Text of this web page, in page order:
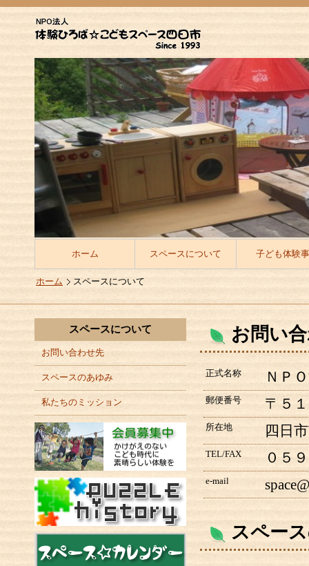
ホーム スペースについて 子ども体験
ホーム スペースについて
お問い
正式名称 ＮＰ
郵便番号 〒５
所在地 四日
TEL/FAX ０５
e-mail
スペー
スペースについて
お問い合わせ先
スペースのあゆみ
私たちのミッション